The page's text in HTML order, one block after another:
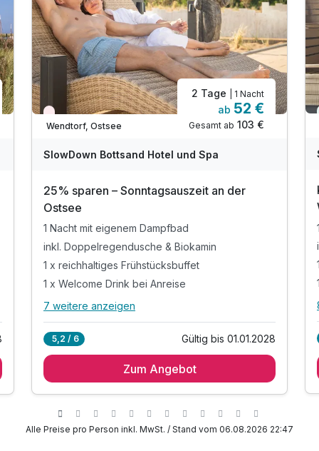
WAR
202
Wieder frei ab September
Wendtorf, Ostsee
2 Tage | 1 Nacht
ab 52 €
Gesamt ab 103 €
SlowDown Bottsand Hotel und Spa
25% sparen – Sonntagsauszeit an der
Ostsee
1 Nacht mit eigenem Dampfbad
inkl. Doppelregendusche & Biokamin
1 x reichhaltiges Frühstücksbuffet
1 x Welcome Drink bei Anreise
Alle Inklusivleistungen
inkl. Doppelregendusche & Biokamin
inkl. Eintritt in den „20 Stories“ Wellnessbereich
7 weitere anzeigen
5,2 / 6 Gültig bis 01.01.2028
Zum Angebot
Alle Preise pro Person inkl. MwSt. / Stand vom 06.08.2026 22:47